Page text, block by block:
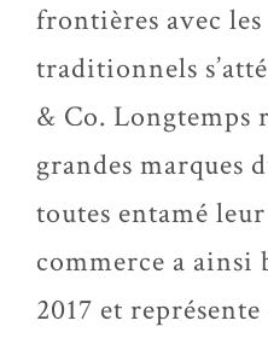
frontières avec
traditionnels
& Co. Longtemps
grandes marques
toutes entamé
commerce a ainsi
2017 et